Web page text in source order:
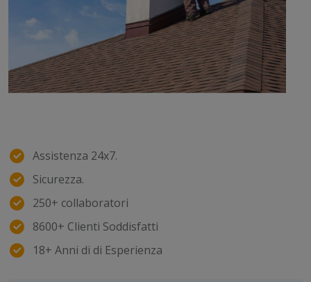
Assistenza 24x7.
Sicurezza.
250+ collaboratori
8600+ Clienti Soddisfatti
18+ Anni di di Esperienza